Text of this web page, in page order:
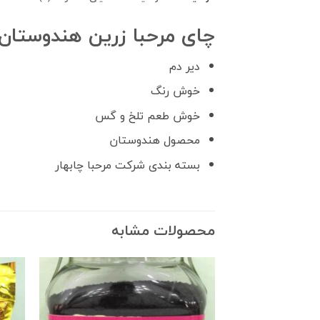
چای مرحبا زرین هندوستان ۲٫۵ کیلو
دیر دم
خوش رنگ
خوش طعم تلخ و گس
محصول هندوستان
بسته بندی شرکت مرحبا چابهار
محصولات مشابه